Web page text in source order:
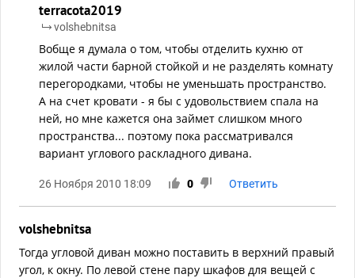
terracota2019
volshebnitsa
Вобще я думала о том, чтобы отделить кухню от
жилой части барной стойкой и не разделять комнату
перегородками, чтобы не уменьшать пространство.
А на счет кровати - я бы с удовольствием спала на
ней, но мне кажется она займет слишком много
пространства... поэтому пока рассматривался
вариант углового раскладного дивана.
26 Ноября 2010 18:09 0 Ответить
volshebnitsa
Тогда угловой диван можно поставить в верхний правый
угол, к окну. По левой стене пару шкафов для вещей с